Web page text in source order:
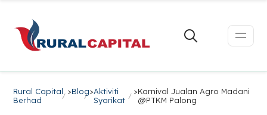
Rural Capital
Berhad
>Blog>Aktiviti
Syarikat
>Karnival Jualan Agro Madani
@PTKM Palong